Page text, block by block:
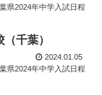
県2024年中学入試日程
千葉）
2024.01.05
県2024年中学入試日程